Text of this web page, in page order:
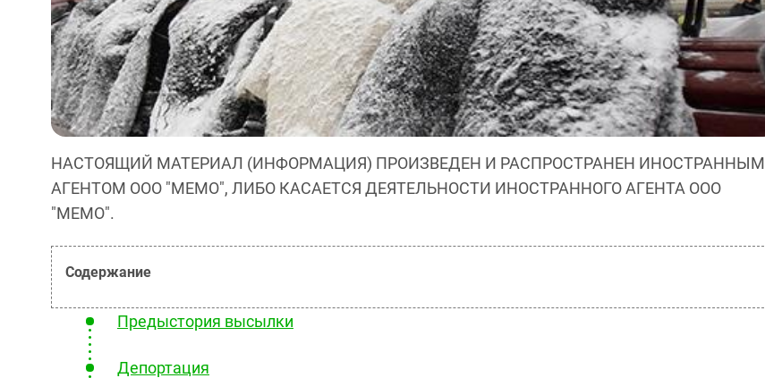
НАСТОЯЩИЙ МАТЕРИАЛ (ИНФОРМАЦИЯ) ПРОИЗВЕДЕН И РАСПРОСТРАНЕН ИНОСТРАННЫМ
АГЕНТОМ ООО "МЕМО", ЛИБО КАСАЕТСЯ ДЕЯТЕЛЬНОСТИ ИНОСТРАННОГО АГЕНТА ООО
"МЕМО".
Предыстория высылки
Депортация